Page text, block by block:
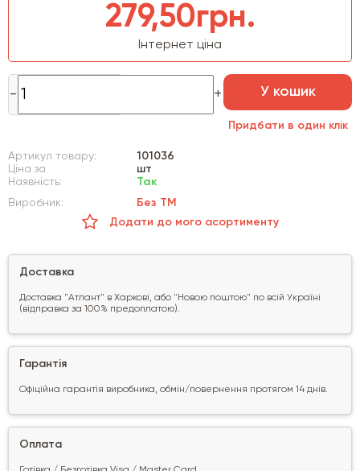
279,50грн.
Інтернет ціна
У кошик
Придбати в один клік
Артикул товару:
101036
Ціна за
шт
Наявність:
Так
Виробник:
Без ТМ
Додати до мого асортименту
Доставка
Доставка "Атлант" в Харкові, або "Новою поштою" по всій Україні
(відправка за 100% предоплатою).
Гарантія
Офіційна гарантія виробника, обмін/повернення протягом 14 днів.
Оплата